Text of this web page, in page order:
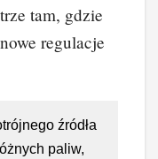
tam, gdzie
regulacje
źródła
paliw,